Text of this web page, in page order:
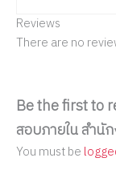
Reviews
There are no
Be the first to
สอบภายใน สำนั
You must be